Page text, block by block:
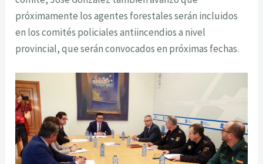
próximamente los agentes forestales serán incluidos
en los comités policiales antiincendios a nivel
provincial, que serán convocados en próximas fechas.